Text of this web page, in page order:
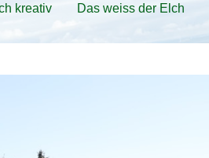
kreativ Das weiss der Elch